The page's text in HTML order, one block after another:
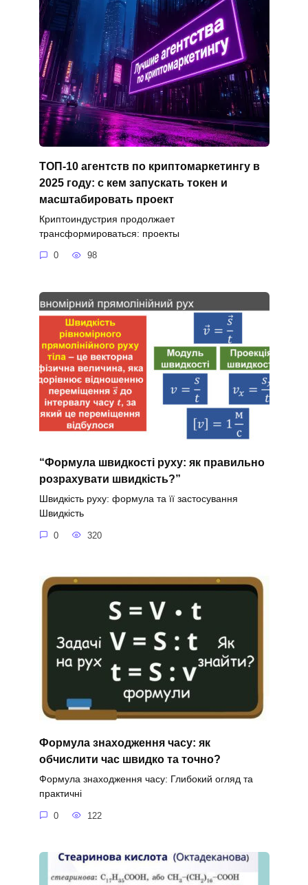
ТОП-10 агентств по криптомаркетингу в
2025 году: с кем запускать токен и
масштабировать проект
Криптоиндустрия продолжает
трансформироваться: проекты
0 98
“Формула швидкості руху: як правильно
розрахувати швидкість?”
Швидкість руху: формула та її застосування
Швидкість
0 320
Формула знаходження часу: як
обчислити час швидко та точно?
Формула знаходження часу: Глибокий огляд та
практичні
0 122